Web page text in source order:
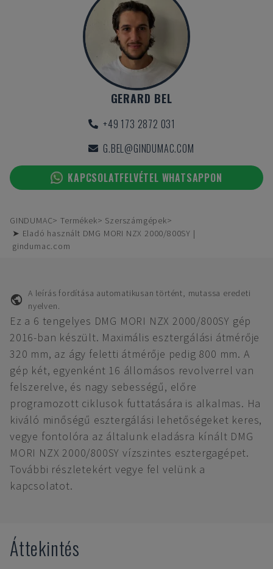
GERARD BEL
+49 173 2872 031
G.BEL@GINDUMAC.COM
KAPCSOLATFELVÉTEL WHATSAPPON
GINDUMAC Termékek
Szerszámgépek
➤ Eladó használt DMG MORI NZX 2000/800SY |
gindumac.com
A leírás fordítása automatikusan történt, mutassa eredeti
nyelven.
Ez a 6 tengelyes DMG MORI NZX 2000/800SY gép
2016-ban készült. Maximális esztergálási átmérője
320 mm, az ágy feletti átmérője pedig 800 mm. A
gép két, egyenként 16 állomásos revolverrel van
felszerelve, és nagy sebességű, előre
programozott ciklusok futtatására is alkalmas. Ha
kiváló minőségű esztergálási lehetőségeket keres,
vegye fontolóra az általunk eladásra kínált DMG
MORI NZX 2000/800SY vízszintes esztergagépet.
További részletekért vegye fel velünk a
kapcsolatot.
Áttekintés